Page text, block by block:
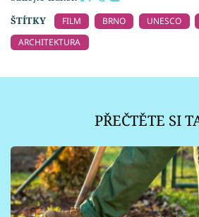
ŠTÍTKY
FILM BRNO UNESCO
ARCHITEKTURA
PŘEČTĚTE SI